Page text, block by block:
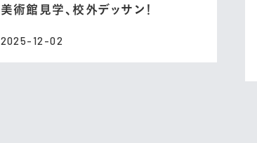
美術館見学、校外デッサン！
2025-12-02